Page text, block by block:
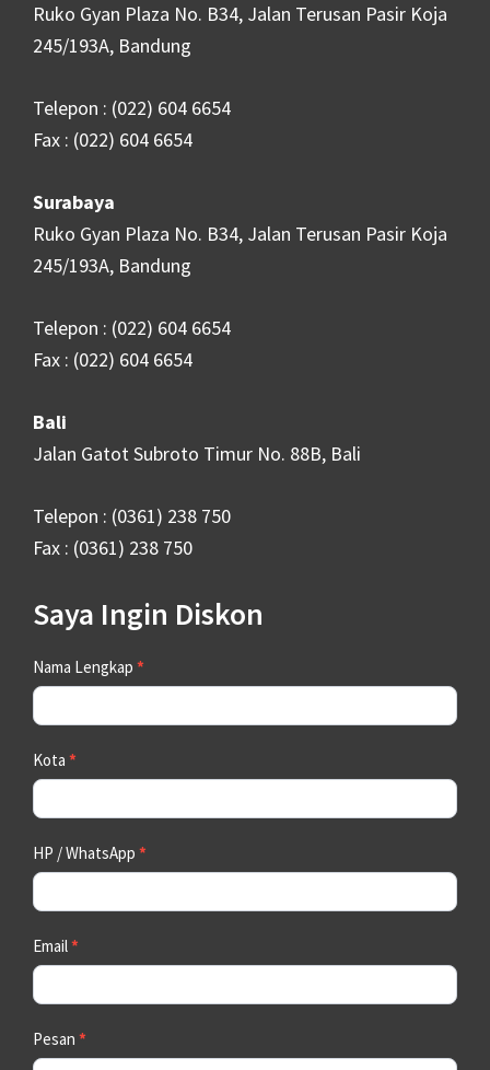
Ruko Gyan Plaza No. B34, Jalan Terusan Pasir Koja
245/193A, Bandung
Telepon : (022) 604 6654
Fax : (022) 604 6654
Surabaya
Ruko Gyan Plaza No. B34, Jalan Terusan Pasir Koja
245/193A, Bandung
Telepon : (022) 604 6654
Fax : (022) 604 6654
Bali
Jalan Gatot Subroto Timur No. 88B, Bali
Telepon : (0361) 238 750
Fax : (0361) 238 750
Saya Ingin Diskon
Contact
Us
Nama Lengkap *
Kota *
HP / WhatsApp *
Email*
Pesan *